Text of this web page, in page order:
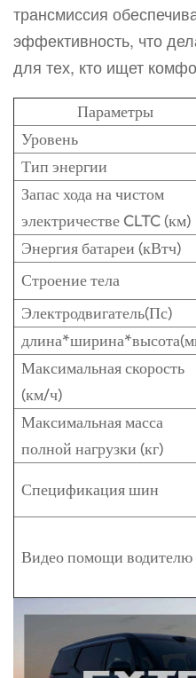
трансмиссия
эффективность, что
для тех, кто ищет
Параметры
Уровень
Тип энергии
Запас хода на чистом
электричестве CLTC (км)
Энергия батареи (кВтч)
Строение тела
Электродвигатель(Пс)
Максимальная скорость
(км/ч)
Максимальная масса
полной нагрузки (кг)
Спецификация шин
Видео помощи водителю